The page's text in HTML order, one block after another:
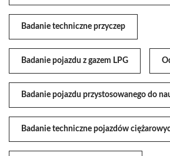
Badanie techniczne przyczep
Badanie pojazdu z gazem LPG
Badanie pojazdu przystosowanego do
Badanie techniczne pojazdów